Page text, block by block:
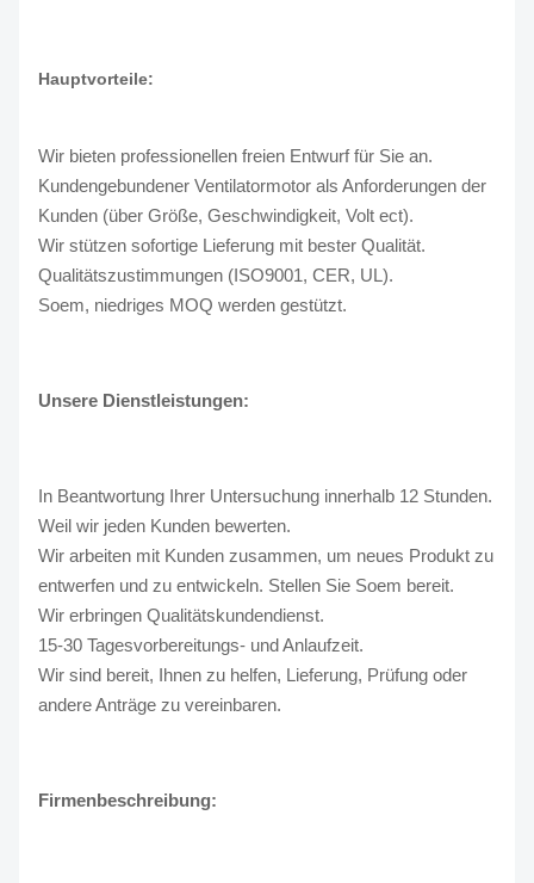
Hauptvorteile:
Wir bieten professionellen freien Entwurf für Sie an.
Kundengebundener Ventilatormotor als Anforderungen der
Kunden (über Größe, Geschwindigkeit, Volt ect).
Wir stützen sofortige Lieferung mit bester Qualität.
Qualitätszustimmungen (ISO9001, CER, UL).
Soem, niedriges MOQ werden gestützt.
Unsere Dienstleistungen:
In Beantwortung Ihrer Untersuchung innerhalb 12 Stunden.
Weil wir jeden Kunden bewerten.
Wir arbeiten mit Kunden zusammen, um neues Produkt zu
entwerfen und zu entwickeln. Stellen Sie Soem bereit.
Wir erbringen Qualitätskundendienst.
15-30 Tagesvorbereitungs- und Anlaufzeit.
Wir sind bereit, Ihnen zu helfen, Lieferung, Prüfung oder
andere Anträge zu vereinbaren.
Firmenbeschreibung: